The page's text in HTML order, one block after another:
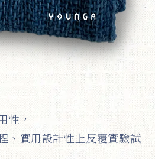
性，
、實用設計性上反覆實驗試